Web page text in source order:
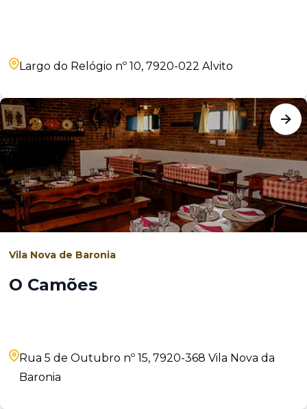
Largo do Relógio nº 10, 7920-022 Alvito
Vila Nova de Baronia
O Camões
Rua 5 de Outubro nº 15, 7920-368 Vila Nova da
Baronia